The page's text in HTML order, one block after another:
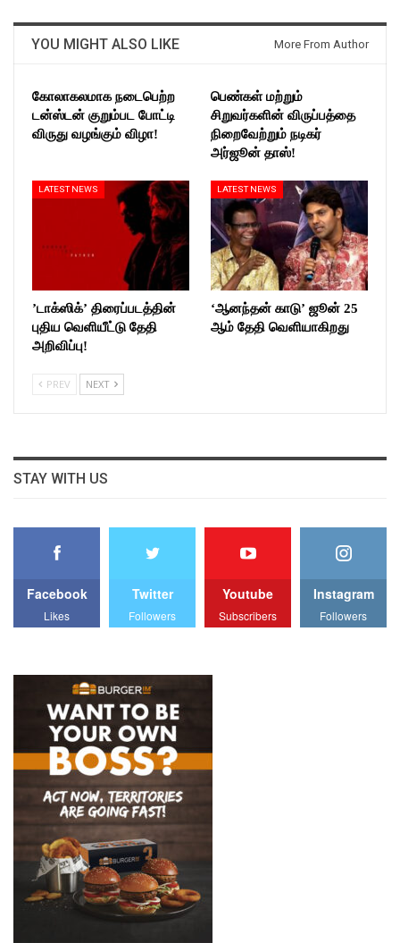
YOU MIGHT ALSO LIKE More From Author
கோலாகலமாக நடைபெற்ற
டன்ஸ்டன் குறும்பட போட்டி
விருது வழங்கும் விழா!
பெண்கள் மற்றும்
சிறுவர்களின் விருப்பத்தை
நிறைவேற்றும் நடிகர்
அர்ஜூன் தாஸ்!
LATEST NEWS
’டாக்ஸிக்’ திரைப்படத்தின்
புதிய வெளியீட்டு தேதி
அறிவிப்பு!
LATEST NEWS
‘ஆனந்தன் காடு’ ஜூன் 25
ஆம் தேதி வெளியாகிறது
PREV NEXT
STAY WITH US
Facebook
Likes
Twitter
Followers
Youtube
Subscribers
Instagram
Followers